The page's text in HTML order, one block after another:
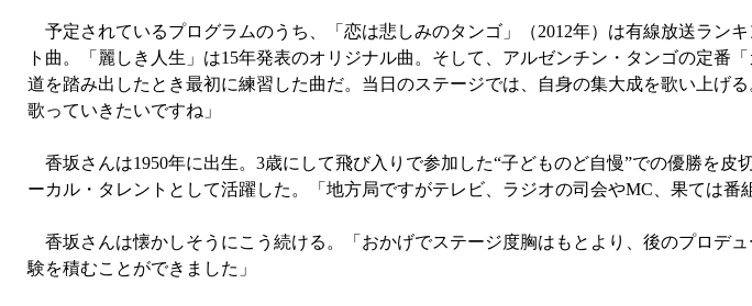
予定されているプログラムのうち、「恋は悲しみのタンゴ」（2012年）は有線放送ラン
ト曲。「麗しき人生」は15年発表のオリジナル曲。そして、アルゼンチン・タンゴの定番
道を踏み出したとき最初に練習した曲だ。当日のステージでは、自身の集大成を歌い上げ
歌っていきたいですね」
香坂さんは1950年に出生。3歳にして飛び入りで参加した“子どものど自慢”での優勝を皮
ーカル・タレントとして活躍した。「地方局ですがテレビ、ラジオの司会やMC、果ては番
香坂さんは懐かしそうにこう続ける。「おかげでステージ度胸はもとより、後のプロデ
験を積むことができました」